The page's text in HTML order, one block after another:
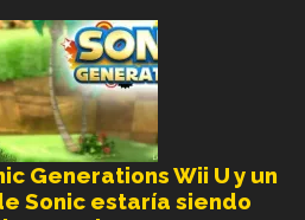
Generations Wii U y un
Sonic estaría siendo